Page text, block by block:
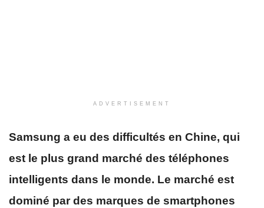
ADVERTISEMENT
Samsung a eu des difficultés en Chine, qui
est le plus grand marché des téléphones
intelligents dans le monde. Le marché est
dominé par des marques de smartphones